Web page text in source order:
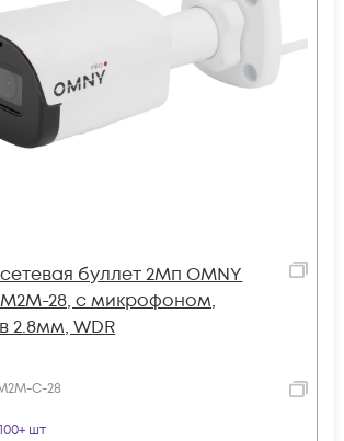
буллет 2Мп OMNY
M2M-28, с микрофоном,
2.8мм, WDR
C-28
шт